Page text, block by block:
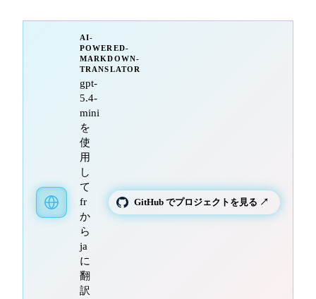
AI-
POWERED-
MARKDOWN-
TRANSLATOR
gpt-
5.4-
mini
を
使
用
し
て
fr
か
ら
ja
に
翻
訳
GitHub でプロジェクトを見る ↗